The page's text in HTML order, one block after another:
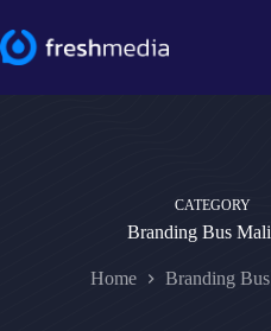
to
content
CATEGORY
Branding Bus
Home Branding